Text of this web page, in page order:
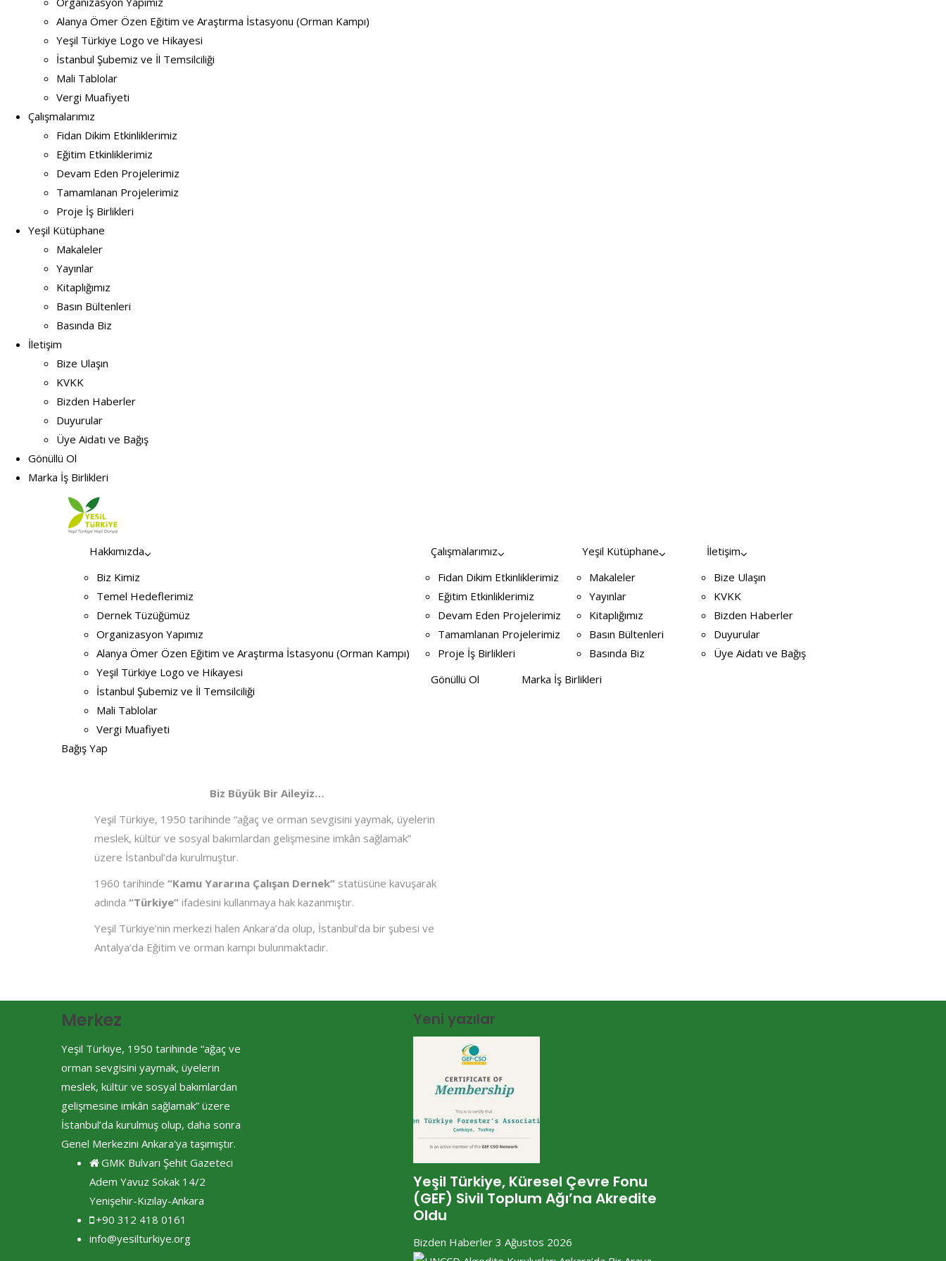
Alanya Ömer Özen Eğitim ve Araştırma İstasyonu (Orman Kampı)
Yeşil Türkiye Logo ve Hikayesi
İstanbul Şubemiz ve İl Temsilciliği
Mali Tablolar
Vergi Muafiyeti
Çalışmalarımız
Fidan Dikim Etkinliklerimiz
Eğitim Etkinliklerimiz
Devam Eden Projelerimiz
Tamamlanan Projelerimiz
Proje İş Birlikleri
Yeşil Kütüphane
Makaleler
Yayınlar
Kitaplığımız
Basın Bültenleri
Basında Biz
İletişim
Bize Ulaşın
KVKK
Bizden Haberler
Duyurular
Üye Aidatı ve Bağış
Gönüllü Ol
Marka İş Birlikleri
Hakkımızda
Biz Kimiz
Temel Hedeflerimiz
Dernek Tüzüğümüz
Organizasyon Yapımız
Alanya Ömer Özen Eğitim ve Araştırma İstasyonu (Orman Kampı)
Yeşil Türkiye Logo ve Hikayesi
İstanbul Şubemiz ve İl Temsilciliği
Mali Tablolar
Vergi Muafiyeti
Çalışmalarımız
Fidan Dikim Etkinliklerimiz
Eğitim Etkinliklerimiz
Devam Eden Projelerimiz
Tamamlanan Projelerimiz
Proje İş Birlikleri
Yeşil Kütüphane
Makaleler
Yayınlar
Kitaplığımız
Basın Bültenleri
Basında Biz
İletişim
Bize Ulaşın
KVKK
Bizden Haberler
Duyurular
Üye Aidatı ve Bağış
Gönüllü Ol
Marka İş Birlikleri
Bağış Yap
Biz Büyük Bir Aileyiz…
Yeşil Türkiye, 1950 tarihinde “ağaç ve orman sevgisini yaymak, üyelerin
meslek, kültür ve sosyal bakımlardan gelişmesine imkân sağlamak”
üzere İstanbul’da kurulmuştur.
1960 tarihinde “Kamu Yararına Çalışan Dernek”statüsüne kavuşarak
adında “Türkiye”ifadesini kullanmaya hak kazanmıştır.
Yeşil Türkiye’nin merkezi halen Ankara’da olup, İstanbul’da bir şubesi ve
Antalya’da Eğitim ve orman kampı bulunmaktadır.
Merkez
Yeşil Türkiye, 1950 tarihinde “ağaç ve
orman sevgisini yaymak, üyelerin
meslek, kültür ve sosyal bakımlardan
gelişmesine imkân sağlamak” üzere
İstanbul’da kurulmuş olup, daha sonra
Genel Merkezini Ankara'ya taşımıştır.
GMK Bulvarı Şehit Gazeteci
Adem Yavuz Sokak 14/2
Yenişehir-Kızılay-Ankara
+90 312 418 0161
info@yesilturkiye.org
Yeni yazılar
Yeşil Türkiye, Küresel Çevre Fonu
(GEF) Sivil Toplum Ağı’na Akredite
Oldu
Bizden Haberler 3 Ağustos 2026